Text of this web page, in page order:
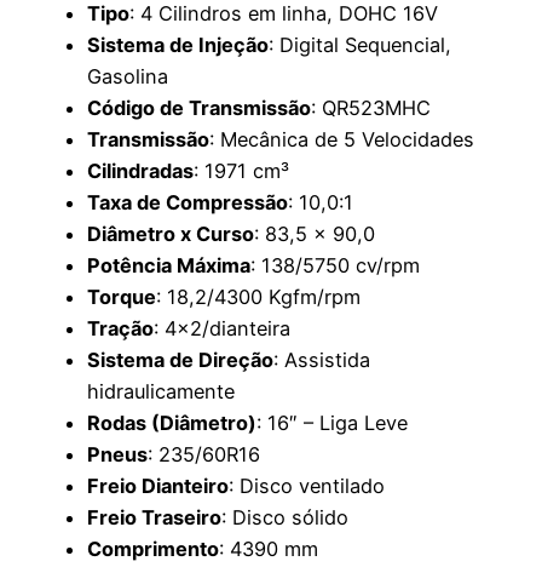
Tipo: 4 Cilindros em linha, DOHC 16V
Sistema de Injeção: Digital Sequencial,
Gasolina
Código de Transmissão: QR523MHC
Transmissão: Mecânica de 5 Velocidades
Cilindradas: 1971 cm³
Taxa de Compressão: 10,0:1
Diâmetro x Curso: 83,5 x 90,0
Potência Máxima: 138/5750 cv/rpm
Torque: 18,2/4300 Kgfm/rpm
Tração: 4×2/dianteira
Sistema de Direção: Assistida
hidraulicamente
Rodas (Diâmetro): 16″ – Liga Leve
Pneus: 235/60R16
Freio Dianteiro: Disco ventilado
Freio Traseiro: Disco sólido
Comprimento: 4390 mm